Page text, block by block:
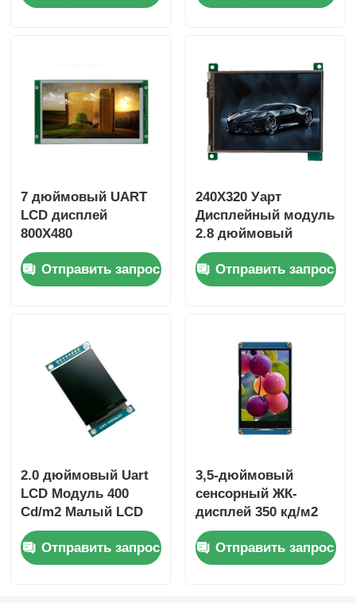
дюймового
7 дюймовый UART
LCD дисплей
800X480
Промышленный
дисплейный модуль
портативный с
Отправить запрос
240X320 Уарт
Дисплейный модуль
2.8 дюймовый
резистивный
сенсорный экран
Дисплей 500 Cd/M2
Отправить запрос
2.0 дюймовый Uart
LCD Модуль 400
Cd/m2 Малый LCD
дисплей 240X320
Драйвер IC ST7789V
Отправить запрос
3,5-дюймовый
сенсорный ЖК-
дисплей 350 кд/м2
UART, сенсорный
экран ЖК-панель
320x480
Отправить запрос